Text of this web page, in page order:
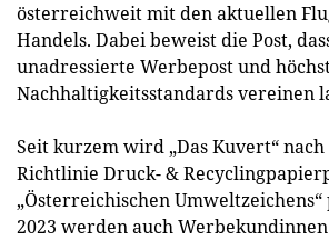
österreichweit mit den aktuellen
Handels. Dabei beweist die Post,
unadressierte Werbepost und
Nachhaltigkeitsstandards vereinen
Seit kurzem wird „Das Kuvert“
Richtlinie Druck- &
„Österreichischen
2023 werden auch